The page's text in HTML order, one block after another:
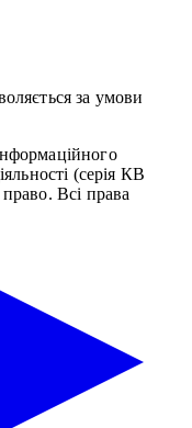
за умови
(серія КВ
Всі права